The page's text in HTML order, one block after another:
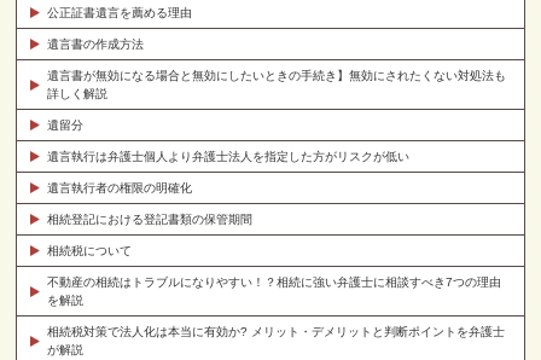
公正証書遺言を薦める理由
遺言書の作成方法
遺言書が無効になる場合と無効にしたいときの手続き】無効にされたくない対処法も
詳しく解説
遺留分
遺言執行は弁護士個人より弁護士法人を指定した方がリスクが低い
遺言執行者の権限の明確化
相続登記における登記書類の保管期間
相続税について
不動産の相続はトラブルになりやすい！？相続に強い弁護士に相談すべき7つの理由
を解説
相続税対策で法人化は本当に有効か? メリット・デメリットと判断ポイントを弁護士
が解説